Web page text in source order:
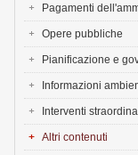
Pagamenti
Opere pubbliche
Pianificazione e
Informazioni
Interventi
Altri contenuti